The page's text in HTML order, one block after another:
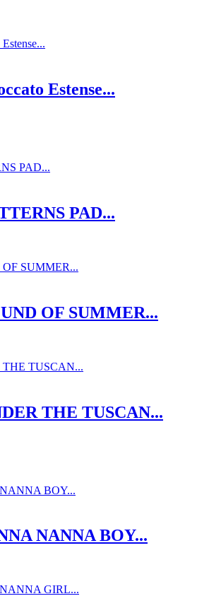
Estense...
PAD...
OF SUMMER...
THE TUSCAN...
NANNA BOY...